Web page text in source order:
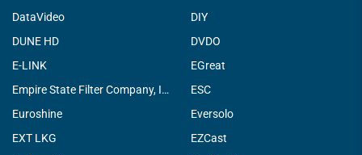
DataVideo
DIY
DUNE HD
DVDO
E-LINK
EGreat
Empire State Filter Company, INC.
ESC
Euroshine
Eversolo
EXT LKG
EZCast